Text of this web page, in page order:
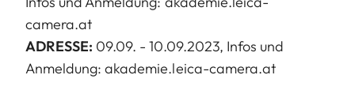
camera.at
ADRESSE: 09.09. - 10.09.2023, Infos und
Anmeldung: akademie.leica-camera.at